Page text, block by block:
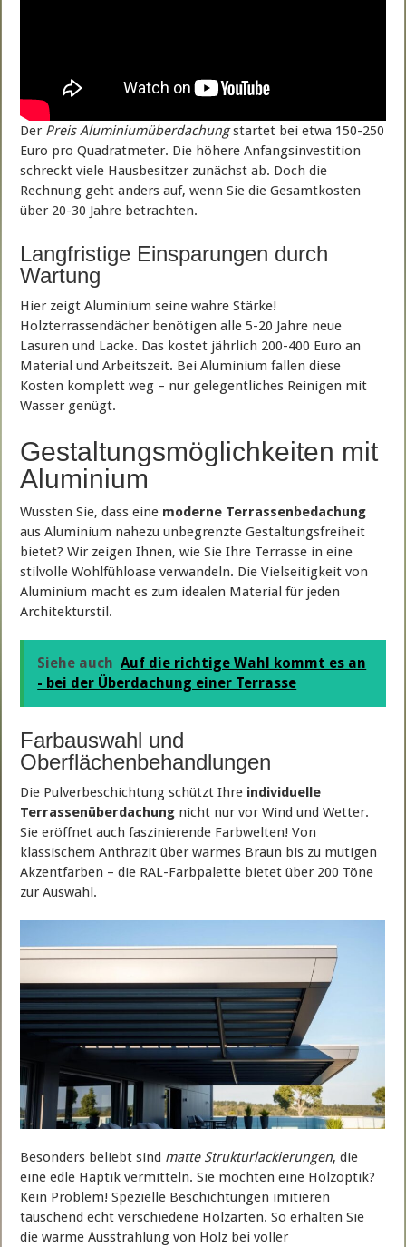
Der Preis Aluminiumüberdachungstartet bei etwa 150-250
Euro pro Quadratmeter. Die höhere Anfangsinvestition
schreckt viele Hausbesitzer zunächst ab. Doch die
Rechnung geht anders auf, wenn Sie die Gesamtkosten
über 20-30 Jahre betrachten.
Langfristige Einsparungen durch
Wartung
Hier zeigt Aluminium seine wahre Stärke!
Holzterrassendächer benötigen alle 5-20 Jahre neue
Lasuren und Lacke. Das kostet jährlich 200-400 Euro an
Material und Arbeitszeit. Bei Aluminium fallen diese
Kosten komplett weg – nur gelegentliches Reinigen mit
Wasser genügt.
Gestaltungsmöglichkeiten mit
Aluminium
Wussten Sie, dass eine moderne Terrassenbedachung
aus Aluminium nahezu unbegrenzte Gestaltungsfreiheit
bietet? Wir zeigen Ihnen, wie Sie Ihre Terrasse in eine
stilvolle Wohlfühloase verwandeln. Die Vielseitigkeit von
Aluminium macht es zum idealen Material für jeden
Architekturstil.
Siehe auch Auf die richtige Wahl kommt es an
- bei der Überdachung einer Terrasse
Farbauswahl und
Oberflächenbehandlungen
Die Pulverbeschichtung schützt Ihre individuelle
Terrassenüberdachung nicht nur vor Wind und Wetter.
Sie eröffnet auch faszinierende Farbwelten! Von
klassischem Anthrazit über warmes Braun bis zu mutigen
Akzentfarben – die RAL-Farbpalette bietet über 200 Töne
zur Auswahl.
Besonders beliebt sind matte Strukturlackierungen, die
eine edle Haptik vermitteln. Sie möchten eine Holzoptik?
Kein Problem! Spezielle Beschichtungen imitieren
täuschend echt verschiedene Holzarten. So erhalten Sie
die warme Ausstrahlung von Holz bei voller